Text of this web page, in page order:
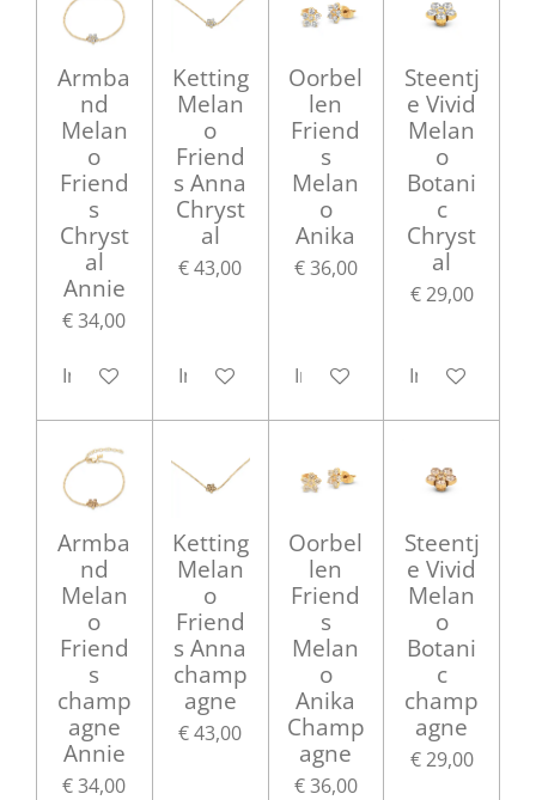
Armba
nd
Melan
o
Friend
s
Chryst
al
Annie
€ 34,00
In winkelwagen
Ketting
Melan
o
Friend
s Anna
Chryst
al
€ 43,00
In winkelwagen
Oorbel
len
Friend
s
Melan
o
Anika
€ 36,00
In winkelwagen
Steentj
e Vivid
Melan
o
Botani
c
Chryst
al
€ 29,00
In
Armba
nd
Melan
o
Friend
s
champ
agne
Annie
€ 34,00
Ketting
Melan
o
Friend
s Anna
champ
agne
€ 43,00
Oorbel
len
Friend
s
Melan
o
Anika
Champ
agne
€ 36,00
Steentj
e Vivid
Melan
o
Botani
c
champ
agne
€ 29,00